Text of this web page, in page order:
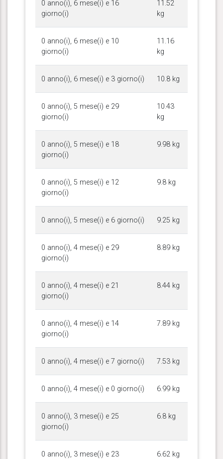
0 anno(i), 6 mese(i) e 16
giorno(i)
11.52
kg
0 anno(i), 6 mese(i) e 10
giorno(i)
11.16
kg
0 anno(i), 6 mese(i) e 3 giorno(i) 10.8 kg
0 anno(i), 5 mese(i) e 29
giorno(i)
10.43
kg
0 anno(i), 5 mese(i) e 18
giorno(i)
9.98 kg
0 anno(i), 5 mese(i) e 12
giorno(i)
9.8 kg
0 anno(i), 5 mese(i) e 6 giorno(i) 9.25 kg
0 anno(i), 4 mese(i) e 29
giorno(i)
8.89 kg
0 anno(i), 4 mese(i) e 21
giorno(i)
8.44 kg
0 anno(i), 4 mese(i) e 14
giorno(i)
7.89 kg
0 anno(i), 4 mese(i) e 7 giorno(i) 7.53 kg
0 anno(i), 4 mese(i) e 0 giorno(i) 6.99 kg
0 anno(i), 3 mese(i) e 25
giorno(i)
6.8 kg
0 anno(i), 3 mese(i) e 23
6.62 kg